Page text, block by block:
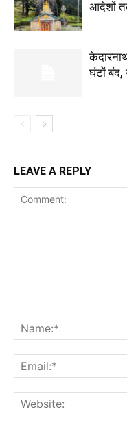
आदेशों
घंटों बंद,
LEAVE A REPLY